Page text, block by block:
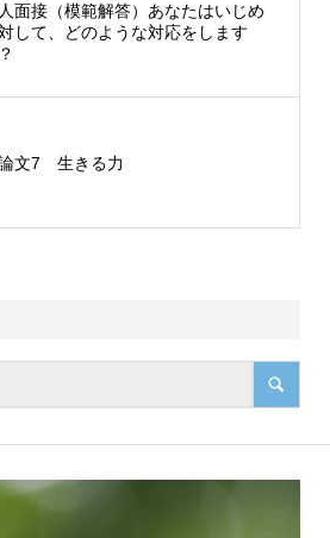
面接（模範解答）あなたはいじめ
して、どのような対応をします
文7 生きる力